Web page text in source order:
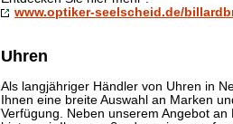
www.optiker-seelscheid.de/
Uhren
Als langjähriger Händler von Uhren in
Ihnen eine breite Auswahl an Marken
Verfügung. Neben unserem Angebot